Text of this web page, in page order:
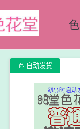
 自动发货